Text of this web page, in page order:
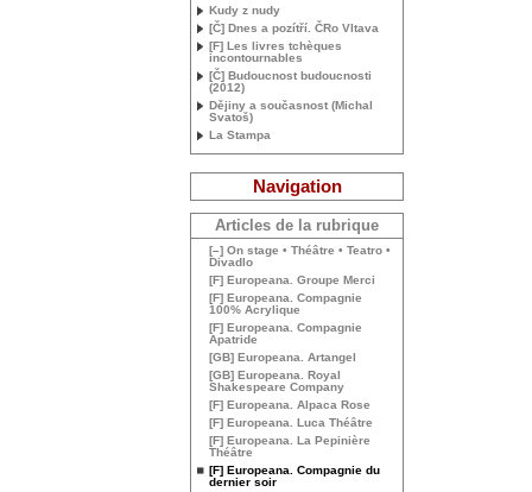
Kudy z nudy
[Č] Dnes a pozítří. ČRo Vltava
[F] Les livres tchèques
incontournables
[Č] Budoucnost budoucnosti
(2012)
Dějiny a současnost (Michal
Svatoš)
La Stampa
Navigation
Articles de la rubrique
[–] On stage • Théâtre • Teatro •
Divadlo
[F] Europeana. Groupe Merci
[F] Europeana. Compagnie
100% Acrylique
[F] Europeana. Compagnie
Apatride
[GB] Europeana. Artangel
[GB] Europeana. Royal
Shakespeare Company
[F] Europeana. Alpaca Rose
[F] Europeana. Luca Théâtre
[F] Europeana. La Pepinière
Théâtre
[F] Europeana. Compagnie du
dernier soir